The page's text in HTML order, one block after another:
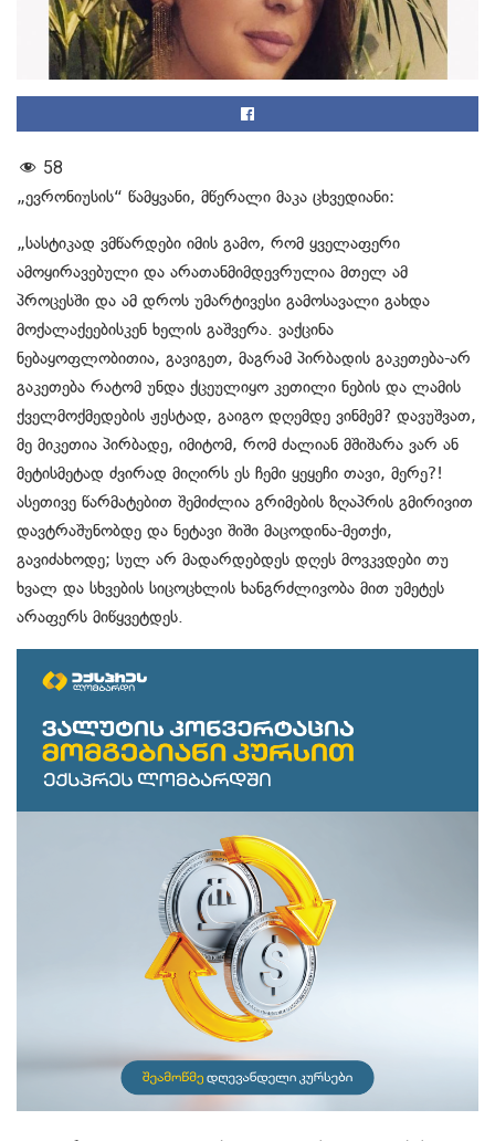
58
„ევრონიუსის“ წამყვანი, მწერალი მაკა ცხვედიანი:
„სასტიკად ვმწარდები იმის გამო, რომ ყველაფერი
ამოყირავებული და არათანმიმდევრულია მთელ ამ
პროცესში და ამ დროს უმარტივესი გამოსავალი გახდა
მოქალაქეებისკენ ხელის გაშვერა. ვაქცინა
ნებაყოფლობითია, გავიგეთ, მაგრამ პირბადის გაკეთება-არ
გაკეთება რატომ უნდა ქცეულიყო კეთილი ნების და ლამის
ქველმოქმედების ჟესტად, გაიგო დღემდე ვინმემ? დავუშვათ,
მე მიკეთია პირბადე, იმიტომ, რომ ძალიან მშიშარა ვარ ან
მეტისმეტად ძვირად მიღირს ეს ჩემი ყეყეჩი თავი, მერე?!
ასეთივე წარმატებით შემიძლია გრიმების ზღაპრის გმირივით
დავტრაშუნობდე და ნეტავი შიში მაცოდინა-მეთქი,
გავიძახოდე; სულ არ მადარდებდეს დღეს მოვკვდები თუ
ხვალ და სხვების სიცოცხლის ხანგრძლივობა მით უმეტეს
არაფერს მიწყვეტდეს.